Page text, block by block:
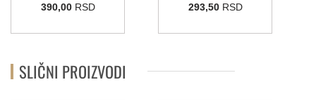
390,00RSD
293,50RSD
SLIČNI PROIZVODI